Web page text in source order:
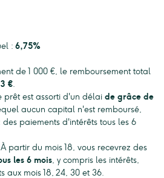
: 6,75%
de 1 000 €, le remboursement total
€.
prêt est assorti d'un délai de grâce de
aucun capital n'est remboursé,
des paiements d'intérêts tous les 6
partir du mois 18, vous recevrez des
les 6 mois, y compris les intérêts,
aux mois 18, 24, 30 et 36.